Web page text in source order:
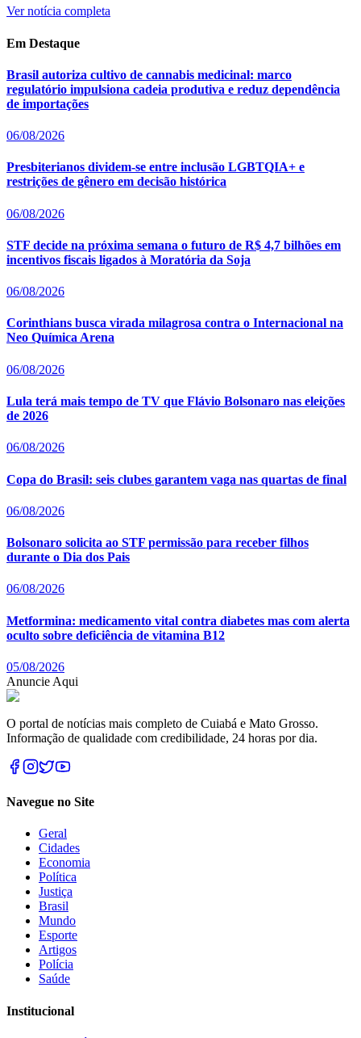
Ver notícia completa
Em Destaque
Brasil autoriza cultivo de cannabis medicinal: marco
regulatório impulsiona cadeia produtiva e reduz dependência
de importações
06/08/2026
Presbiterianos dividem-se entre inclusão LGBTQIA+ e
restrições de gênero em decisão histórica
06/08/2026
STF decide na próxima semana o futuro de R$ 4,7 bilhões em
incentivos fiscais ligados à Moratória da Soja
06/08/2026
Corinthians busca virada milagrosa contra o Internacional na
Neo Química Arena
06/08/2026
Lula terá mais tempo de TV que Flávio Bolsonaro nas eleições
de 2026
06/08/2026
Copa do Brasil: seis clubes garantem vaga nas quartas de final
06/08/2026
Bolsonaro solicita ao STF permissão para receber filhos
durante o Dia dos Pais
06/08/2026
Metformina: medicamento vital contra diabetes mas com alerta
oculto sobre deficiência de vitamina B12
05/08/2026
Anuncie Aqui
O portal de notícias mais completo de Cuiabá e Mato Grosso.
Informação de qualidade com credibilidade, 24 horas por dia.
Navegue no Site
Geral
Cidades
Economia
Política
Justiça
Brasil
Mundo
Esporte
Artigos
Polícia
Saúde
Institucional